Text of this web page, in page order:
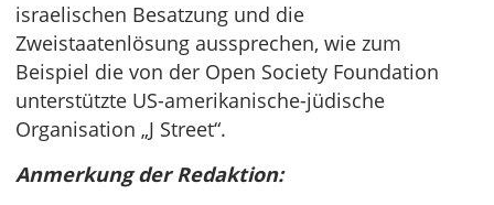
israelischen Besatzung und die
Zweistaatenlösung aussprechen, wie zum
Beispiel die von der Open Society Foundation
unterstützte US-amerikanische-jüdische
Organisation „J Street“.
Anmerkung der Redaktion: